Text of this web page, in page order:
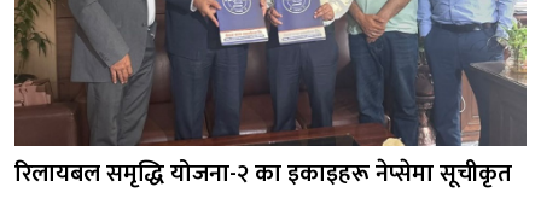
रिलायबल समृद्धि योजना-२ का इकाइहरू नेप्सेमा सूचीकृत